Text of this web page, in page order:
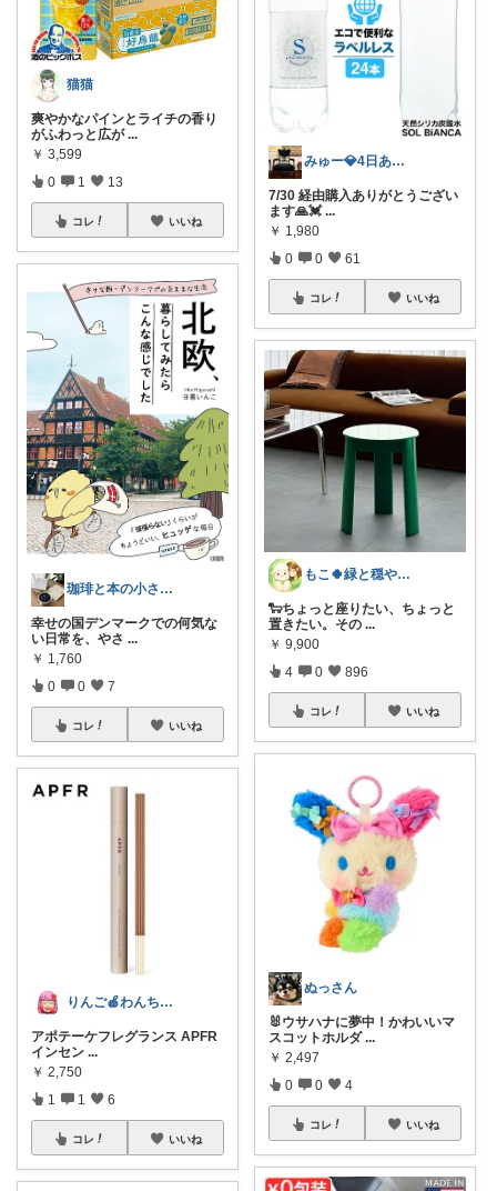
猫猫
爽やかなパインとライチの香り
がふわっと広が ...
￥ 3,599
0 1 13
コレ いいね
珈琲と本の小さな喫茶店☕️📕
幸せの国デンマークでの何気な
い日常を、やさ ...
￥ 1,760
0 0 7
コレ いいね
りんご🍎わんちゃん🐶との生活✩⡱
アポテーケフレグランス APFR
インセン ...
￥ 2,750
1 1 6
コレ いいね
みゅー💎4日ありがとうございます💗
7/30 経由購入ありがとうござい
ます🙏💓 ...
￥ 1,980
0 0 61
コレ いいね
もこ🍀緑と穏やかなくらし🐑🍀
🐑ちょっと座りたい、ちょっと
置きたい。その ...
￥ 9,900
4 0 896
コレ いいね
ぬっさん
🐰ウサハナに夢中！かわいいマ
スコットホルダ ...
￥ 2,497
0 0 4
コレ いいね